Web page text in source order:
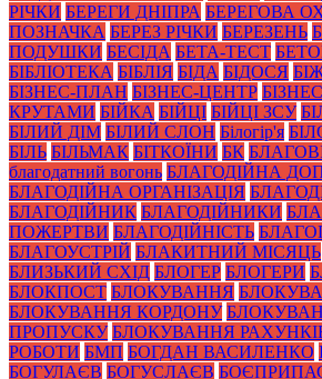
РІЧКИ БЕРЕГИ ДНІПРА БЕРЕГОВА
ПОЗНАЧКА БЕРЕЗ РІЧКИ БЕРЕЗЕНЬ
ПОДУШКИ БЕСІДА БЕТА-ТЕСТ
БІБЛІОТЕКА БІБЛІЯ БІДА БІДОСЯ
БІЗНЕС-ПЛАН БІЗНЕС-ЦЕНТР
КРУТАМИ БІЙКА БІЙЦІ БІЙЦІ ЗСУ
БІЛИЙ ДІМ БІЛИЙ СЛОН Білогір'я
БІЛЬ БІЛЬМАК БІТКОЇНИ БК
благодатний вогонь БЛАГОДІЙНА
БЛАГОДІЙНА ОРГАНІЗАЦІЯ
БЛАГОДІЙНИК БЛАГОДІЙНИКИ
ПОЖЕРТВИ БЛАГОДІЙНІСТЬ
БЛАГОУСТРІЙ БЛАКИТНИЙ МІСЯЦЬ
БЛИЗЬКИЙ СХІД БЛОГЕР БЛОГЕРИ
БЛОКПОСТ БЛОКУВАННЯ
БЛОКУВАННЯ КОРДОНУ
ПРОПУСКУ БЛОКУВАННЯ
РОБОТИ БМП БОГДАН ВАСИЛЕНКО
БОГУЛАЄВ БОГУСЛАЄВ